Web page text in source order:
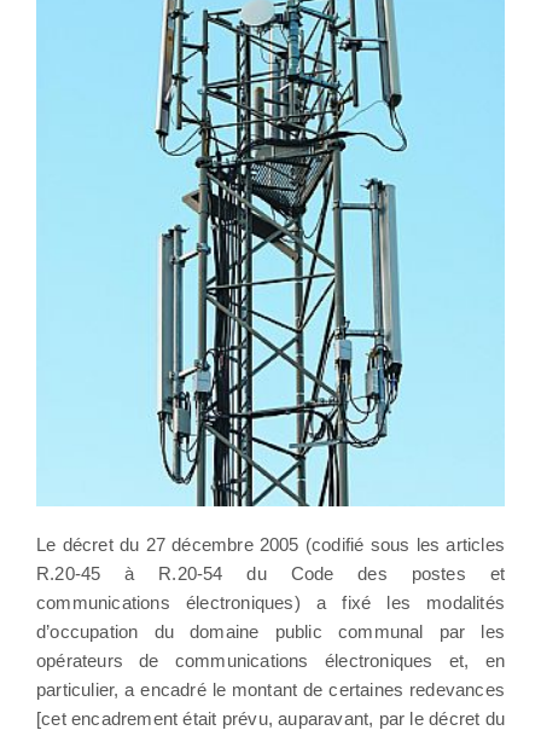
Le décret du 27 décembre 2005 (codifié sous les articles
R.20-45 à R.20-54 du Code des postes et
communications électroniques) a fixé les modalités
d’occupation du domaine public communal par les
opérateurs de communications électroniques et, en
particulier, a encadré le montant de certaines redevances
[cet encadrement était prévu, auparavant, par le décret du